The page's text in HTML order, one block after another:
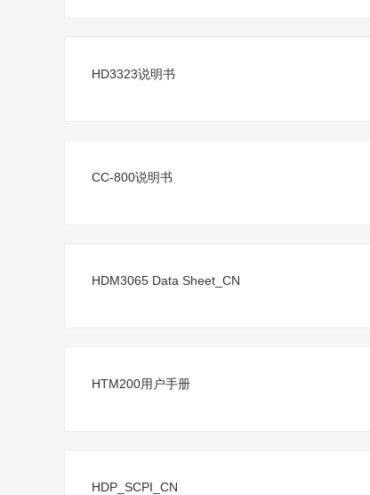
HD3323说明书
CC-800说明书
HDM3065 Data Sheet_CN
HTM200用户手册
HDP_SCPI_CN